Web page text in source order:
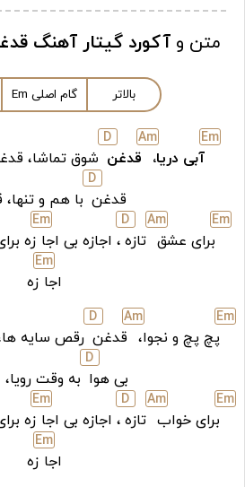
متن وآکورد گیتار آهنگ
بالاتر گام اصلی Em
Em
آبی دریا،
Am
قدغن
D
شوق تماشا،
قدغن
D
با هم و
Em
برای عشق
Am
تازه
D
، اجازه بی اجا
Em
زه
اجا
Em
زه
Em
پچ پچ و نجوا،
Am
قدغن
D
رقص سایه
بی هوا
D
به وقت رویا،
Em
برای خواب
Am
تازه
D
، اجازه بی اجا
Em
زه
اجا
Em
زه